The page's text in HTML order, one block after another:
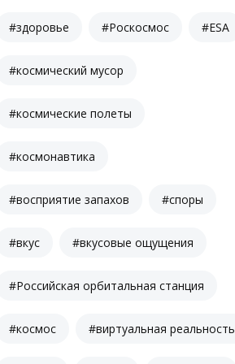
#здоровье #Роскосмос #ESA
#космический мусор
#космические полеты
#космонавтика
#восприятие запахов #споры
#вкус #вкусовые ощущения
#Российская орбитальная станция
#космос #виртуальная реальность